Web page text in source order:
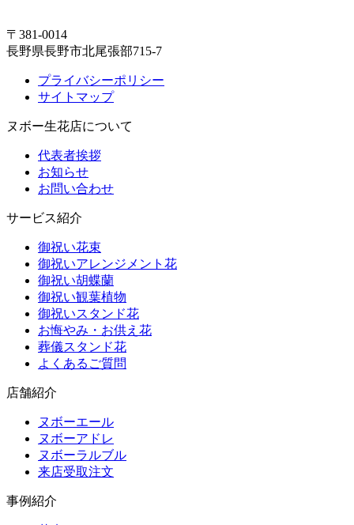
〒381-0014
長野県長野市北尾張部715-7
プライバシーポリシー
サイトマップ
ヌボー生花店について
代表者挨拶
お知らせ
お問い合わせ
サービス紹介
御祝い花束
御祝いアレンジメント花
御祝い胡蝶蘭
御祝い観葉植物
御祝いスタンド花
お悔やみ・お供え花
葬儀スタンド花
よくあるご質問
店舗紹介
ヌボーエール
ヌボーアドレ
ヌボーラルブル
来店受取注文
事例紹介